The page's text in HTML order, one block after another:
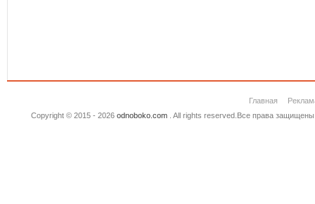
Главная
Copyright © 2015 - 2026 odnoboko.com. All rights reserved.Все права защищены.